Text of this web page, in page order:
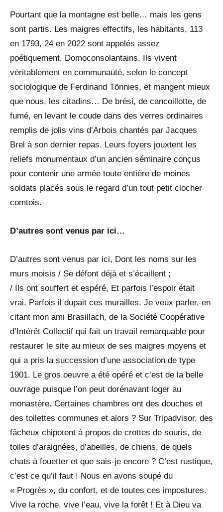
Pourtant que la montagne est belle… mais les gens
sont partis. Les maigres effectifs, les habitants, 113
en 1793, 24 en 2022 sont appelés assez
poétiquement, Domoconsolantains. Ils vivent
véritablement en communauté, selon le concept
sociologique de Ferdinand Tönnies, et mangent mieux
que nous, les citadins… De brési, de cancoillotte, de
fumé, en levant le coude dans des verres ordinaires
remplis de jolis vins d’Arbois chantés par Jacques
Brel à son dernier repas. Leurs foyers jouxtent les
reliefs monumentaux d’un ancien séminaire conçus
pour contenir une armée toute entière de moines
soldats placés sous le regard d’un tout petit clocher
comtois.
D’autres sont venus par ici…
D’autres sont venus par ici, Dont les noms sur les
murs moisis / Se défont déjà et s’écaillent ;
/ Ils ont souffert et espéré, Et parfois l’espoir était
vrai, Parfois il dupait ces murailles. Je veux parler, en
citant mon ami Brasillach, de la Société Coopérative
d’Intérêt Collectif qui fait un travail remarquable pour
restaurer le site au mieux de ses maigres moyens et
qui a pris la succession d’une association de type
1901. Le gros oeuvre a été opéré et c’est de la belle
ouvrage puisque l’on peut dorénavant loger au
monastère. Certaines chambres ont des douches et
des toilettes communes et alors ? Sur Tripadvisor, des
fâcheux chipotent à propos de crottes de souris, de
toiles d’araignées, d’abeilles, de chiens, de quels
chats à fouetter et que sais-je encore ? C’est rustique,
c’est ce qu’il faut ! Nous en avons soupé du
« Progrès », du confort, et de toutes ces impostures.
Vive la roche, vive l’eau, vive la forêt ! Et à Dieu va